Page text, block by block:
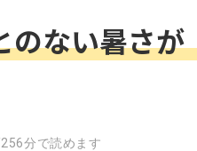
のない暑さ
6分で読めます